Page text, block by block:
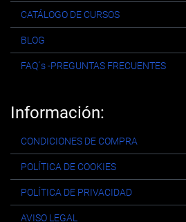
CATÁLOGO DE CURSOS
BLOG
FAQ´s -PREGUNTAS FRECUENTES
Información:
CONDICIONES DE COMPRA
POLÍTICA DE COOKIES
POLÍTICA DE PRIVACIDAD
AVISO LEGAL